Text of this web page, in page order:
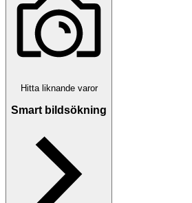
Hitta liknande varor
Smart bildsökning